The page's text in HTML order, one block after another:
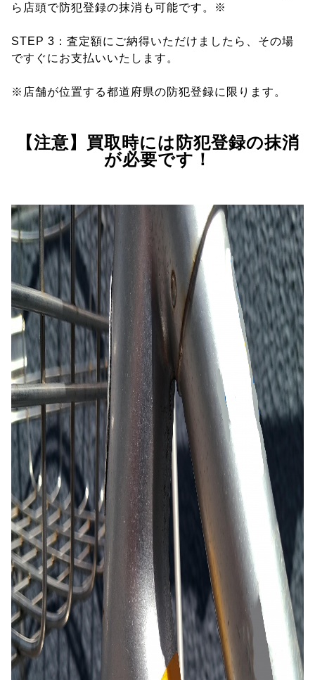
ら店頭で防犯登録の抹消も可能です。※
STEP 3：査定額にご納得いただけましたら、その場
ですぐにお支払いいたします。
※店舗が位置する都道府県の防犯登録に限ります。
【注意】買取時には防犯登録の抹消
が必要です！